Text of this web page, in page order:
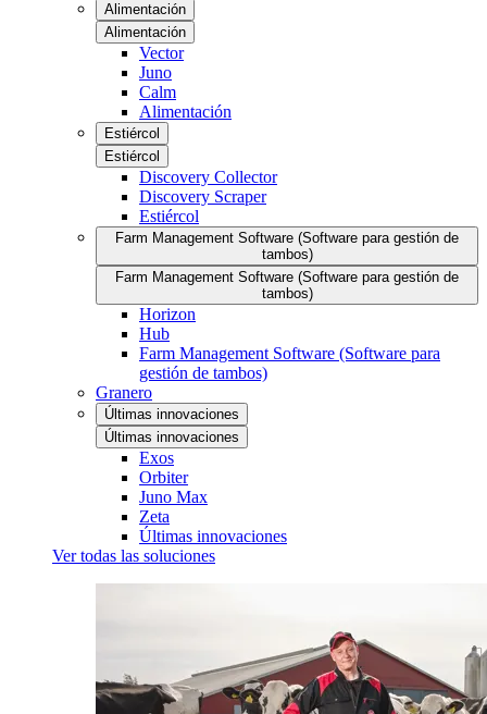
Alimentación
Alimentación
Vector
Juno
Calm
Alimentación
Estiércol
Estiércol
Discovery Collector
Discovery Scraper
Estiércol
Farm Management Software (Software para gestión de
tambos)
Farm Management Software (Software para gestión de
tambos)
Horizon
Hub
Farm Management Software (Software para
gestión de tambos)
Granero
Últimas innovaciones
Últimas innovaciones
Exos
Orbiter
Juno Max
Zeta
Últimas innovaciones
Ver todas las soluciones